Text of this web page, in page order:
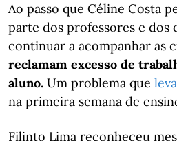
Ao passo que Céline Costa
parte dos professores e dos
continuar a acompanhar as
reclamam excesso de
aluno. Um problema que
na primeira semana de
Filinto Lima reconheceu